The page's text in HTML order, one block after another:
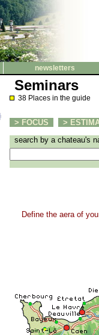
newsletters
Seminars
38 Places in the guide
> FOCUS
>
search by a chateau's
Define the aera of